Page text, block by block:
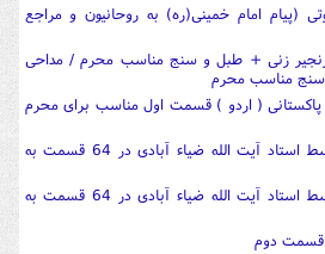
(پیام امام خمینی(ره) به روحانیون و مراجع
زنی + طبل و سنج مناسب محرم / مداحی
سنج مناسب محرم
پاکستانی ( اردو ) قسمت اول مناسب برای محرم
شرح زیارت جامعه کبیره توسط استاد آیت الله ضیاء آبادی در 64 قسمت به
شرح زیارت جامعه کبیره توسط استاد آیت الله ضیاء آبادی در 64 قسمت به
قسمت دوم